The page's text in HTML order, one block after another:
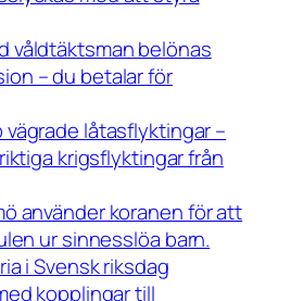
våldtäktsman belönas
– du betalar för
låtasflyktingar –
krigsflyktingar från
använder koranen för att
ur sinnesslöa barn.
i Svensk riksdag
kopplingar till